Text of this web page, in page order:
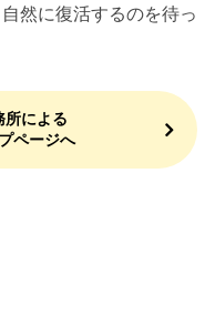
然に復活するのを待っ
所による
ページへ